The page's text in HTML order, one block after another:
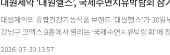
대원제약의 종합건강기능식품 브랜드 ‘대원헬스’가 30
강남구 코엑스 B홀에서 열리는 ‘국제수면치유박람회’에
2026-07-30 13:57